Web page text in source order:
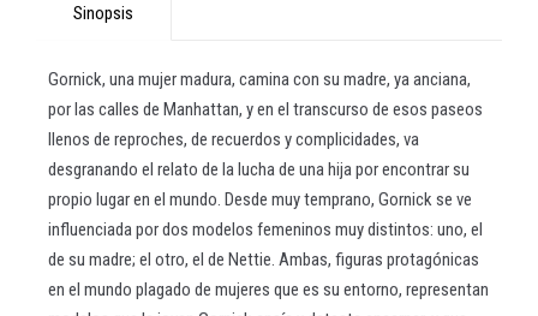
Sinopsis
Gornick, una mujer madura, camina con su madre, ya anciana,
por las calles de Manhattan, y en el transcurso de esos paseos
llenos de reproches, de recuerdos y complicidades, va
desgranando el relato de la lucha de una hija por encontrar su
propio lugar en el mundo. Desde muy temprano, Gornick se ve
influenciada por dos modelos femeninos muy distintos: uno, el
de su madre; el otro, el de Nettie. Ambas, figuras protagónicas
en el mundo plagado de mujeres que es su entorno, representan